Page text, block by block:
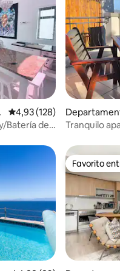
Calificación promedio:
4,93 (128)
Batería de
esidencial
Tranquilo
Favorito
Favorito